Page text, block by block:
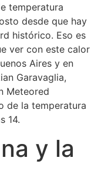
temperatura
desde que hay
histórico. Eso es
ver con este calor
Aires y en
Garavaglia,
Meteored
de la temperatura
14.
y la